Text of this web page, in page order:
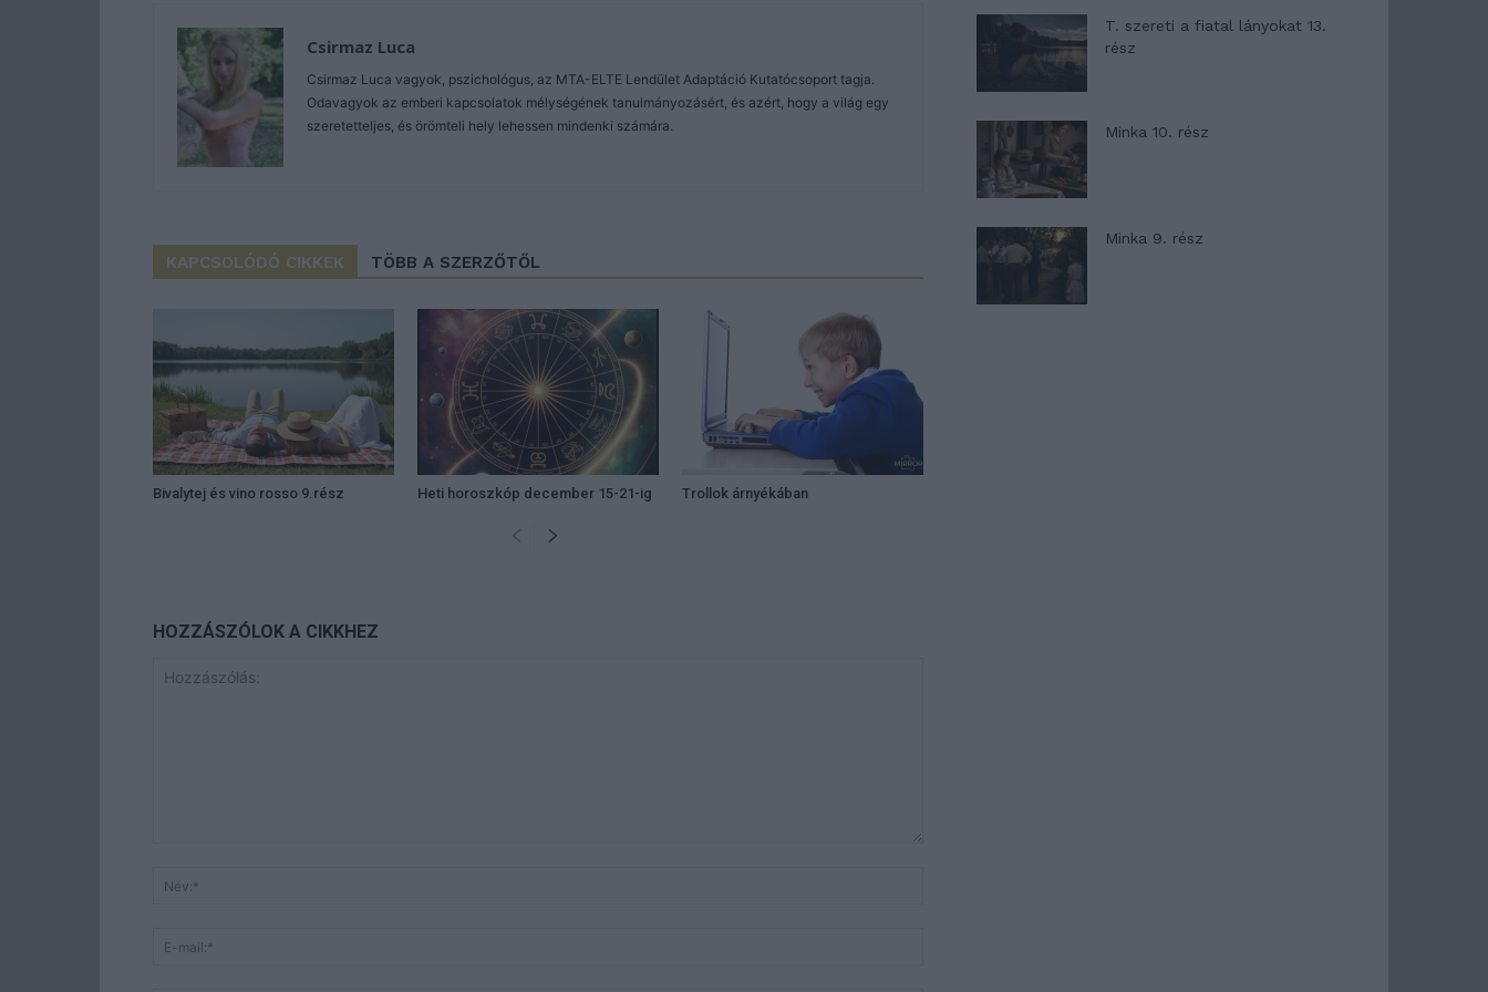
Csirmaz Luca
Csirmaz Luca vagyok, pszichológus, az MTA-ELTE Lendület Adaptáció Kutatócsoport tagja.
Odavagyok az emberi kapcsolatok mélységének tanulmányozásért, és azért, hogy a világ egy
szeretetteljes, és örömteli hely lehessen mindenki számára.
KAPCSOLÓDÓ CIKKEK TÖBB A SZERZŐTŐL
Bivalytej és vino rosso 9.rész Heti horoszkóp december 15-21-ig Trollok árnyékában
HOZZÁSZÓLOK A CIKKHEZ
T. szereti a fiatal lányokat 13.
rész
Minka 10. rész
Minka 9. rész